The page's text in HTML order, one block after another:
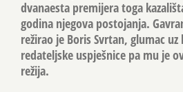
dvanaesta premijera toga
godina njegova postojanja.
režirao je Boris Svrtan, glumac
redateljske uspješnice pa mu je
režija.